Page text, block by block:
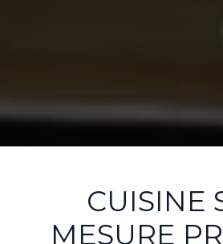
CUISINE
MESURE